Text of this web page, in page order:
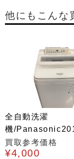
他にもこんな
全自動洗濯
機/
買取参考価格
¥4,000